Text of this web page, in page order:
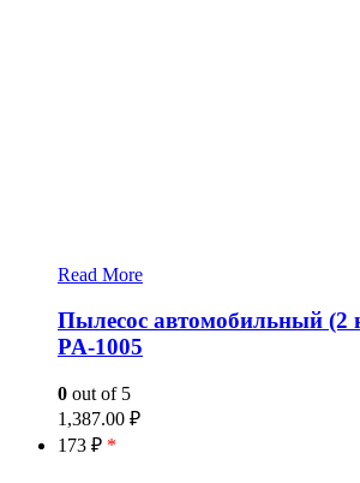
Read More
Пылесос автомобильный (2
PA-1005
0 out of 5
1,387.00 ₽
173 ₽ *